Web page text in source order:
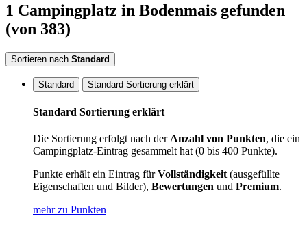
1 Campingplatz in Bodenmais gefunden
(von 383)
Sortieren nach Standard
Standard Standard Sortierung erklärt
Standard Sortierung erklärt
Die Sortierung erfolgt nach der Anzahl von Punkten, die ein
Campingplatz-Eintrag gesammelt hat (0 bis 400 Punkte).
Punkte erhält ein Eintrag fürVollständigkeit (ausgefüllte
Eigenschaften und Bilder), Bewertungen und Premium.
mehr zu Punkten